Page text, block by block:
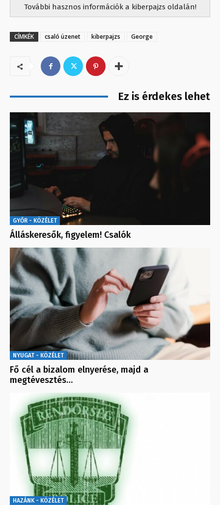
További hasznos információk a kiberpajzs oldalán!
CÍMKÉK csaló üzenet kiberpajzs George
Ez is érdekes lehet
GYŐR - KÖZÉLET
Álláskeresők, figyelem! Csalók
NYUGAT - KÖZÉLET
Fő cél a bizalom elnyerése, majd a
megtévesztés…
HAZÁNK - KÖZÉLET